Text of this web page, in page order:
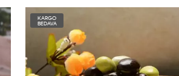
KARGO
BEDAVA